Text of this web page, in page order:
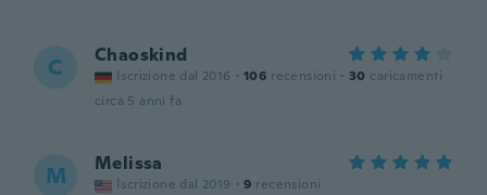
C Chaoskind
Iscrizione dal 2016 · 106 recensioni · 30 caricamenti
circa 5 anni fa
M Melissa
Iscrizione dal 2019 · 9 recensioni